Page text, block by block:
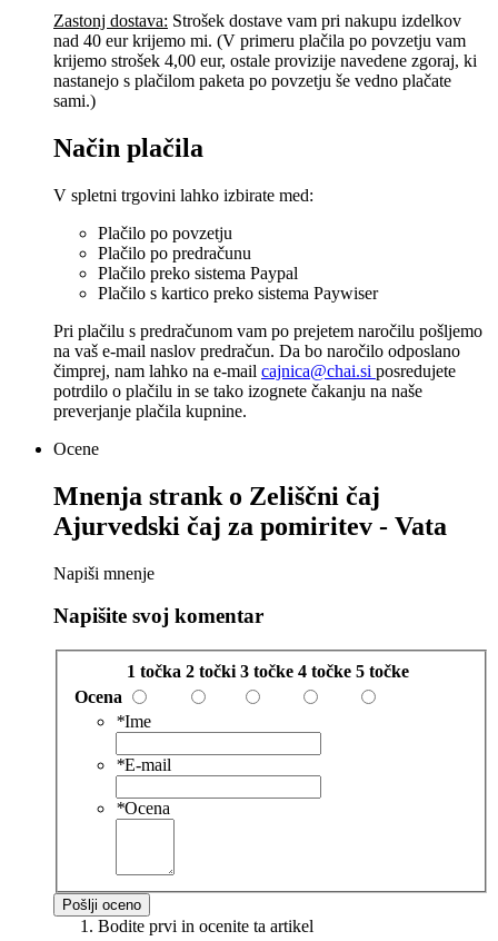
Zastonj dostava: Strošek dostave vam pri nakupu izdelkov
nad 40 eur krijemo mi. (V primeru plačila po povzetju vam
krijemo strošek 4,00 eur, ostale provizije navedene zgoraj, ki
nastanejo s plačilom paketa po povzetju še vedno plačate
sami.)
Način plačila
V spletni trgovini lahko izbirate med:
Plačilo po povzetju
Plačilo po predračunu
Plačilo preko sistema Paypal
Plačilo s kartico preko sistema Paywiser
Pri plačilu s predračunom vam po prejetem naročilu pošljemo
na vaš e-mail naslov predračun. Da bo naročilo odposlano
čimprej, nam lahko na e-mail cajnica@chai.si posredujete
potrdilo o plačilu in se tako izognete čakanju na naše
preverjanje plačila kupnine.
Ocene
Mnenja strank o Zeliščni čaj
Ajurvedski čaj za pomiritev - Vata
Napiši mnenje
Napišite svoj komentar
1 točka 2 točki 3 točke 4 točke 5 točke
Ocena
*Ime
*E-mail
*Ocena
Pošlji oceno
Bodite prvi in ocenite ta artikel